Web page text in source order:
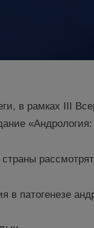
в рамках III
в патогенезе